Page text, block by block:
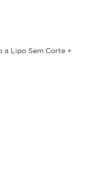
a Lipo Sem Corte +